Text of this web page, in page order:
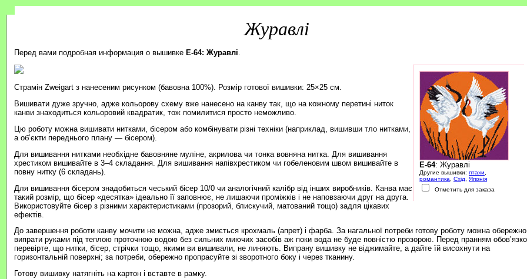
Журавлі
Перед вами подробная информация о вышивке E-64: Журавлі
E-64: Журавлі
Другие вышивки: птахи
романтика
Схід
Японія
Отметить для заказа
Страмін Zweigart з нанесеним рисунком (бавовна 100%). Розмір готової вишивки: 25×25 см.
Вишивати дуже зручно, адже кольорову схему вже нанесено на канву так, що на кожному перетині ниток
канви знаходиться кольоровий квадратик, тож помилитися просто неможливо.
Цю роботу можна вишивати нитками, бісером або комбінувати різні техніки (наприклад, вишивши тло нитками,
а об’єкти переднього плану — бісером).
Для вишивання нитками необхідне бавовняне муліне, акрилова чи тонка вовняна нитка. Для вишивання
хрестиком вишивайте в 3–4 складання. Для вишивання напівхрестиком чи гобеленовим швом вишивайте в
повну нитку (6 складань).
Для вишивання бісером знадобиться чеський бісер 10/0 чи аналогічний калібр від інших виробників. Канва має
такий розмір, що бісер «десятка» ідеально її заповнює, не лишаючи проміжків і не наповзаючи друг на друга.
Використовуйте бісер з різними характеристиками (прозорий, блискучий, матований тощо) задля цікавих
ефектів.
До завершення роботи канву мочити не можна, адже змиється крохмаль (апрет) і фарба. За нагальної потреби готову роботу можна обережно
випрати руками під теплою проточною водою без сильних миючих засобів аж поки вода не буде повністю прозорою. Перед пранням
перевірте, що нитки, бісер, стрічки тощо, якими ви вишивали, не линяють. Випрану вишивку не віджимайте, а дайте їй висохнути на
горизонтальній поверхні; за потреби, обережно пропрасуйте зі зворотного боку і через тканину.
Готову вишивку натягніть на картон і вставте в рамку.